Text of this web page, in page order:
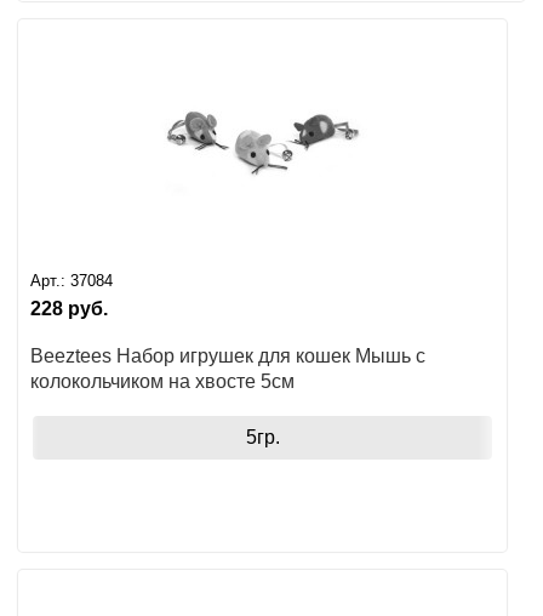
Арт.: 37084
228 руб.
Beeztees Набор игрушек для кошек Мышь с
колокольчиком на хвосте 5см
5гр.